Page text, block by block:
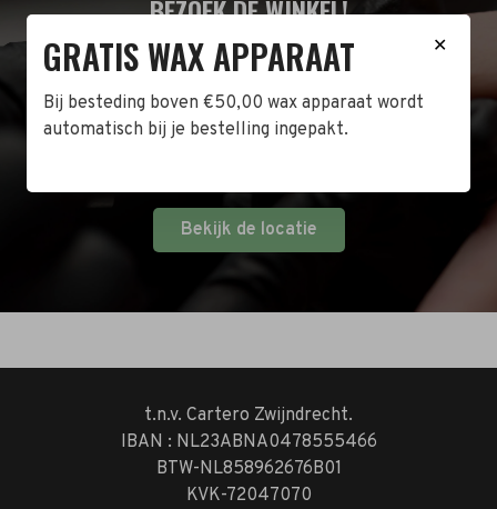
BEZOEK DE WINKEL!
Naast de online shop hebben wij ook een fysieke
winkel in Zwijndrecht! Het adres is: Antoni van
Leeuwenhoekstraat 10. Kom op een doordeweekse
dag langs tussen 10:00 en 17:00 of op de zaterdag
Bekijk de locatie
t.n.v. Cartero Zwijndrecht.
IBAN : NL23ABNA0478555466
BTW-NL858962676B01
KVK-72047070
✕
GRATIS WAX APPARAAT
Bij besteding boven €50,00 wax apparaat wordt
automatisch bij je bestelling ingepakt.